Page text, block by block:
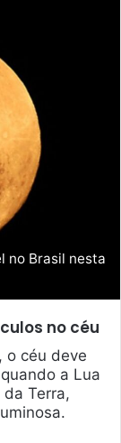
no Brasil nesta
no céu
o céu deve
a Lua
Terra,